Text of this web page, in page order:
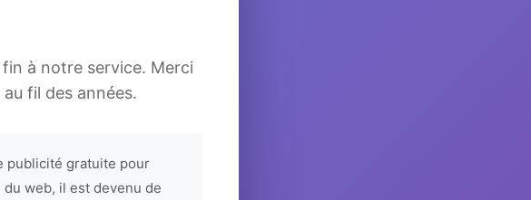
à notre service. Merci
fil des années.
publicité gratuite pour
web, il est devenu de